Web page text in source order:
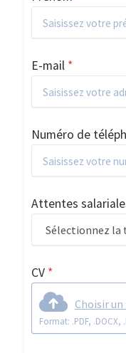
E-mail *
Numéro de
Attentes
CV *
Choisir
Format: